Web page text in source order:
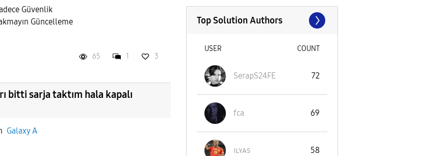
Güvenlik
Güncelleme
65 1 3
bitti sarja taktım hala kapalı
Galaxy A
Top Solution Authors
USER COUNT
SerapS24FE 72
fca 69
ɪʟʏᴀs 58